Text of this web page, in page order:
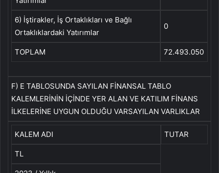
6) İştirakler, İş Ortaklıkları ve Bağlı
Ortaklıklardaki Yatırımlar
0
TOPLAM 72.493.050
F) E TABLOSUNDA SAYILAN FİNANSAL TABLO
KALEMLERİNİN İÇİNDE YER ALAN VE KATILIM FİNANS
İLKELERİNE UYGUN OLDUĞU VARSAYILAN VARLIKLAR
KALEM ADI TUTAR
TL